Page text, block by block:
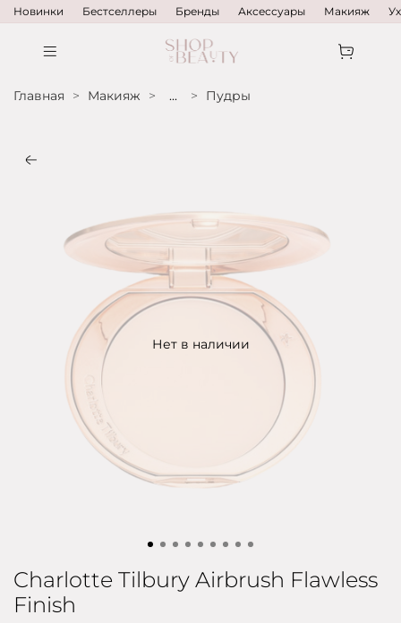
Новинки Бестселлеры Бренды Аксессуары Макияж
Главная Макияж ... Пудры
Нет в наличии
Charlotte Tilbury Airbrush Flawless
Finish